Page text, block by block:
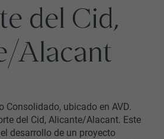
del Cid,
Alacant
Consolidado, ubicado en AVD.
del Cid, Alicante/Alacant. Este
desarrollo de un proyecto